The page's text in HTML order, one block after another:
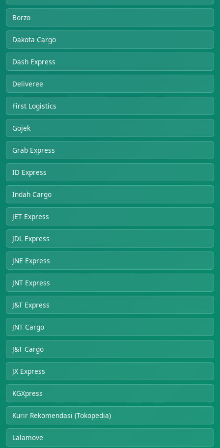
Borzo
Dakota Cargo
Dash Express
Deliveree
First Logistics
Gojek
Grab Express
ID Express
Indah Cargo
JET Express
JDL Express
JNE Express
JNT Express
J&T Express
JNT Cargo
J&T Cargo
JX Express
KGXpress
Kurir Rekomendasi (Tokopedia)
Lalamove